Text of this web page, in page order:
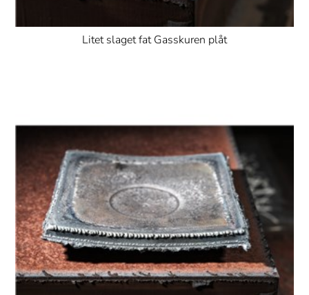
Litet slaget fat Gasskuren plåt